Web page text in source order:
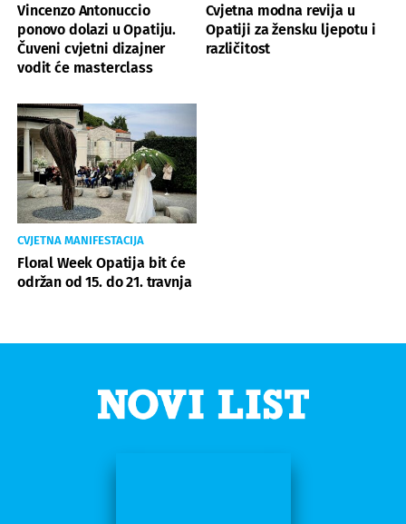
Vincenzo Antonuccio
ponovo dolazi u Opatiju.
Čuveni cvjetni dizajner
vodit će masterclass
Cvjetna modna revija u
Opatiji za žensku ljepotu i
različitost
CVJETNA MANIFESTACIJA
Floral Week Opatija bit će
održan od 15. do 21. travnja